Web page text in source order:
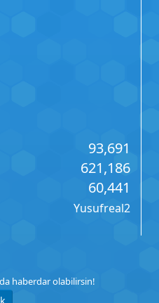
93,691
621,186
60,441
Yusufreal2
haberdar olabilirsin!